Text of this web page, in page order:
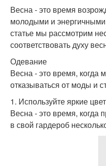
Весна - это время
молодыми и энергичными.
статье мы рассмотрим
соответствовать духу
Одевание
Весна - это время, когда
отказываться от моды и
1. Используйте яркие
Весна - это время, когда
в свой гардероб